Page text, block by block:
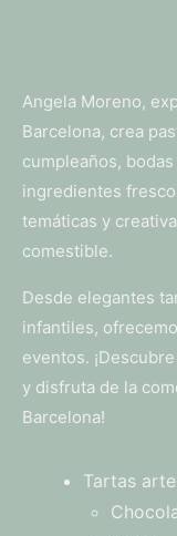
Angela Moreno,
Barcelona, crea
cumpleaños,
ingredientes
temáticas y
comestible.
Desde elegantes
infantiles,
eventos.
y disfruta de la
Barcelona!
Tartas